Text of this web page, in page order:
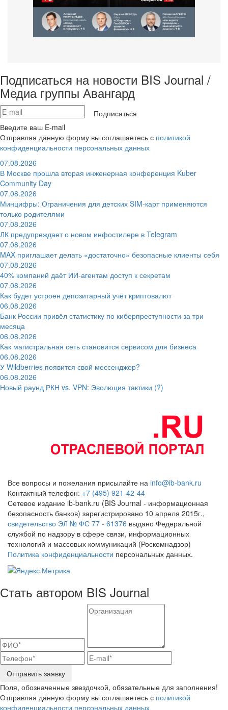
Подписаться на новости BIS Journal /
Медиа группы Авангард
Подписаться
Введите ваш E-mail
Отправляя данную форму вы соглашаетесь с политикой
конфиденциальности персональных данных
07.08.2026
В Москве прошла вторая инженерная конференция Kuber
Community Day
07.08.2026
Минцифры: Ограничения для детских SIM-карт применяются
только родителями
07.08.2026
ЛК предупреждает о новом инфостилере в Telegram
07.08.2026
MAX приглашает делать «достаточно» безопасные клиенты себя
07.08.2026
40% компаний даёт ИИ‑агентам доступ к секретам
07.08.2026
Как будет устроен депозитарный учёт криптовалют
06.08.2026
Банк России привёл статистику по киберпреступности за три
месяца
06.08.2026
Как магистральная сеть становится сервисом для бизнеса
06.08.2026
У Wildberries появится свой мессенджер?
06.08.2026
Новый раунд РКН vs. VPN: Эволюция тактики (?)
Все вопросы и пожелания присылайте на info@ib-bank.ru
Контактный телефон: +7 (495) 921-42-44
Сетевое издание ib-bank.ru (BIS Journal - информационная
безопасность банков) зарегистрировано 10 апреля 2015г.,
свидетельство ЭЛ № ФС 77 - 61376 выдано Федеральной
службой по надзору в сфере связи, информационных
технологий и массовых коммуникаций (Роскомнадзор)
Политика конфиденциальности персональных данных.
Стать автором BIS Journal
Отправить заявку
Поля, обозначенные звездочкой, обязательные для заполнения!
Отправляя данную форму вы соглашаетесь с политикой
конфиденциальности персональных данных